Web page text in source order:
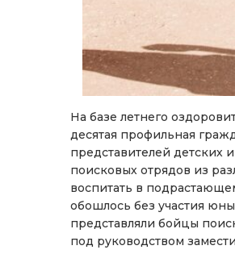
На базе летнего
десятая профильная
представителей детских
поисковых отрядов из
воспитать в
обошлось без участия
представляли бойцы
под руководством